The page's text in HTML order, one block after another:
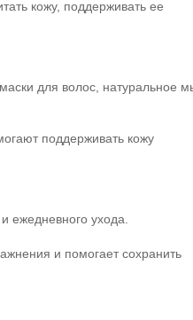
кожу, поддерживать ее
для волос, натуральное
поддерживать кожу
ухода.
и помогает сохранить